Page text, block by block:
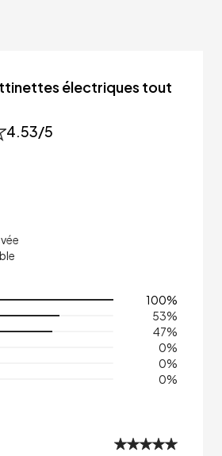
électriques tout
4.53/5
100%
53%
47%
0%
0%
0%